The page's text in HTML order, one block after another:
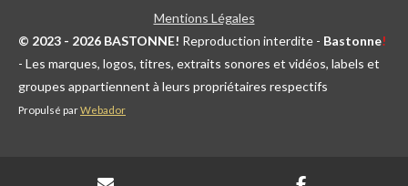
Mentions Légales
© 2023 - 2026 BASTONNE! Reproduction interdite - Bastonne!
- Les marques, logos, titres, extraits sonores et vidéos, labels et
groupes appartiennent à leurs propriétaires respectifs
Propulsé parWebador